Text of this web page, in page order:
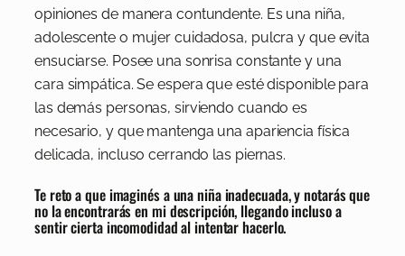
opiniones de manera contundente. Es una niña,
adolescente o mujer cuidadosa, pulcra y que evita
ensuciarse. Posee una sonrisa constante y una
cara simpática. Se espera que esté disponible para
las demás personas, sirviendo cuando es
necesario, y que mantenga una apariencia física
delicada, incluso cerrando las piernas.
Te reto a que imaginés a una niña inadecuada, y notarás que
no la encontrarás en mi descripción, llegando incluso a
sentir cierta incomodidad al intentar hacerlo.